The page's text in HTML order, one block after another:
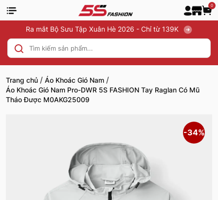
0
Ra mắt Bộ Sưu Tập Xuân Hè 2026 - Chỉ từ 139K
Trang chủ / Áo Khoác Gió Nam /
Áo Khoác Gió Nam Pro-DWR 5S FASHION Tay Raglan Có Mũ
Tháo Được M0AKG25009
-34%